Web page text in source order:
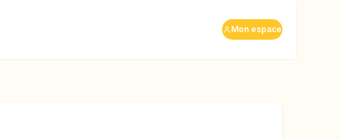
Mon espace